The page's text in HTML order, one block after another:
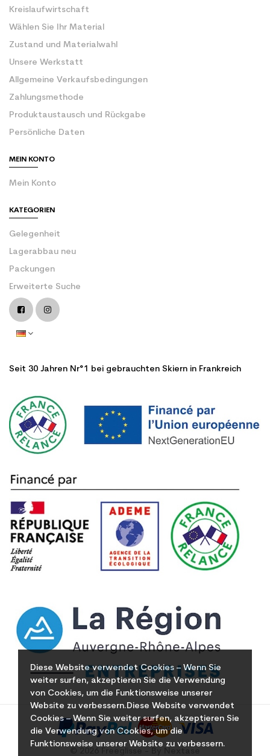
Diese Website verwendet Cookies – Wenn Sie
weiter surfen, akzeptieren Sie die Verwendung
von Cookies, um die Funktionsweise unserer
Website zu verbessern.Diese Website verwendet
Cookies – Wenn Sie weiter surfen, akzeptieren Sie
die Verwendung von Cookies, um die
Funktionsweise unserer Website zu verbessern.
Kreislaufwirtschaft
Wählen Sie Ihr Material
Zustand und Materialwahl
Unsere Werkstatt
Allgemeine Verkaufsbedingungen
Zahlungsmethode
Produktaustausch und Rückgabe
Persönliche Daten
MEIN KONTO
Mein Konto
KATEGORIEN
Gelegenheit
Lagerabbau neu
Packungen
Erweiterte Suche
Seit 30 Jahren Nr°1 bei gebrauchten Skiern in Frankreich